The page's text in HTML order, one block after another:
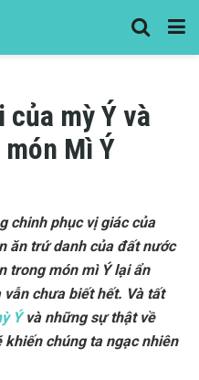
mỳ Ý và
Mì Ý
chinh phục vị giác của
ăn trứ danh của đất nước
trong món mì Ý lại ẩn
chưa biết hết. Và tất
Ývà những sự thật về
chúng ta ngạc nhiên